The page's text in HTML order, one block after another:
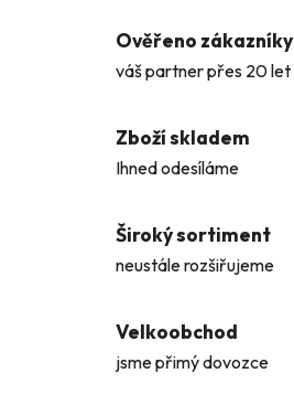
Ověřeno zákazníky
váš partner přes 20 let
Zboží skladem
Ihned odesíláme
Široký sortiment
neustále rozšiřujeme
Velkoobchod
jsme přimý dovozce